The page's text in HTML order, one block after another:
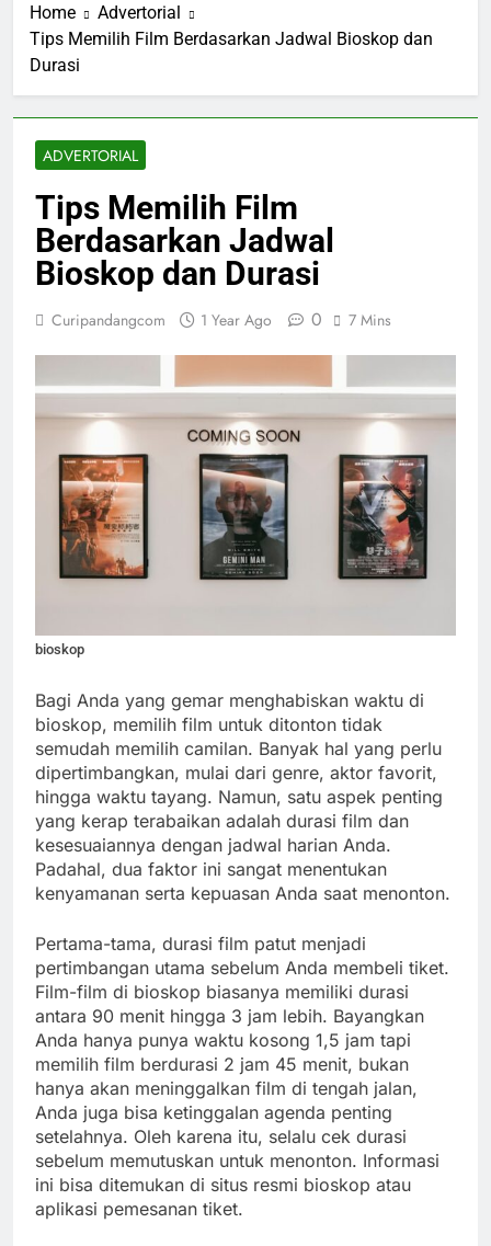
Home
Advertorial
Tips Memilih Film Berdasarkan Jadwal Bioskop dan
Durasi
ADVERTORIAL
Tips Memilih Film
Berdasarkan Jadwal
Bioskop dan Durasi
Curipandangcom 1 Year Ago 0 7 Mins
bioskop
Bagi Anda yang gemar menghabiskan waktu di
bioskop, memilih film untuk ditonton tidak
semudah memilih camilan. Banyak hal yang perlu
dipertimbangkan, mulai dari genre, aktor favorit,
hingga waktu tayang. Namun, satu aspek penting
yang kerap terabaikan adalah durasi film dan
kesesuaiannya dengan jadwal harian Anda.
Padahal, dua faktor ini sangat menentukan
kenyamanan serta kepuasan Anda saat menonton.
Pertama-tama, durasi film patut menjadi
pertimbangan utama sebelum Anda membeli tiket.
Film-film di bioskop biasanya memiliki durasi
antara 90 menit hingga 3 jam lebih. Bayangkan
Anda hanya punya waktu kosong 1,5 jam tapi
memilih film berdurasi 2 jam 45 menit, bukan
hanya akan meninggalkan film di tengah jalan,
Anda juga bisa ketinggalan agenda penting
setelahnya. Oleh karena itu, selalu cek durasi
sebelum memutuskan untuk menonton. Informasi
ini bisa ditemukan di situs resmi bioskop atau
aplikasi pemesanan tiket.